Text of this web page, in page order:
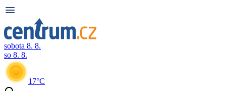
sobota 8. 8.
so 8. 8.
17°C